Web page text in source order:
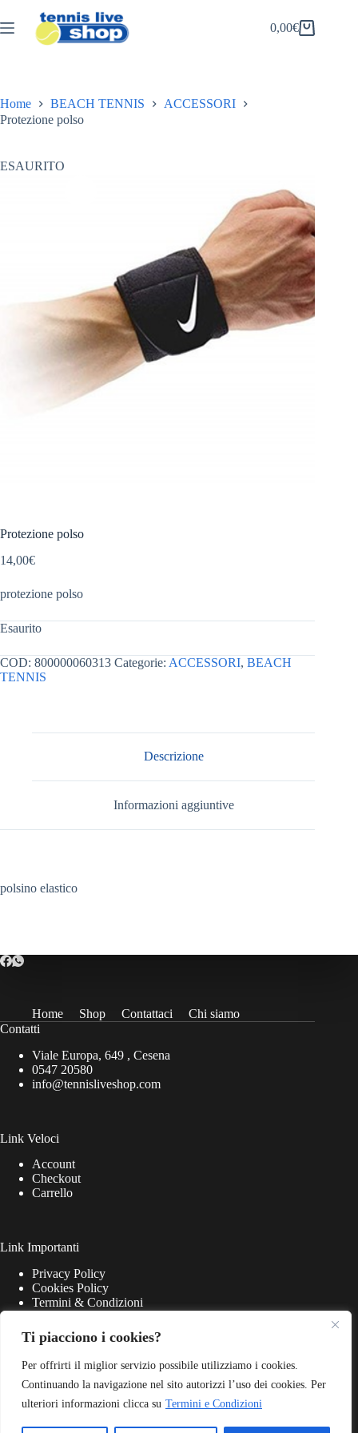
Ti piacciono i cookies?
Per offrirti il miglior servizio possibile utilizziamo i cookies.
Continuando la navigazione nel sito autorizzi l’uso dei cookies. Per
ulteriori informazioni clicca su Termini e Condizioni
al
contenuto
Carrello
0,00€
Home BEACH TENNIS
ACCESSORI
Protezione polso
ESAURITO
Protezione polso
14,00€
protezione polso
Esaurito
COD: 800000060313 Categorie: ACCESSORI, BEACH
TENNIS
Descrizione
Informazioni aggiuntive
polsino elastico
Home Shop Contattaci
Chi siamo
Contatti
Viale Europa, 649 , Cesena
0547 20580
info@tennisliveshop.com
Link Veloci
Account
Checkout
Carrello
Link Importanti
Privacy Policy
Cookies Policy
Termini & Condizioni